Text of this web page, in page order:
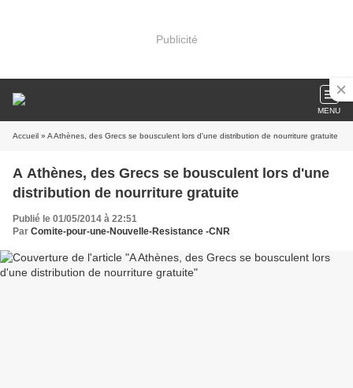
Publicité
MENU
Accueil » A Athènes, des Grecs se bousculent lors d'une distribution de nourriture gratuite
A Athènes, des Grecs se bousculent lors d'une
distribution de nourriture gratuite
Publié le 01/05/2014 à 22:51
Par Comite-pour-une-Nouvelle-Resistance -CNR